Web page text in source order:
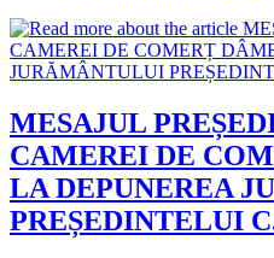
MESAJUL
CAMEREI DE
LA DEPUNEREA
PREȘEDINTELUI